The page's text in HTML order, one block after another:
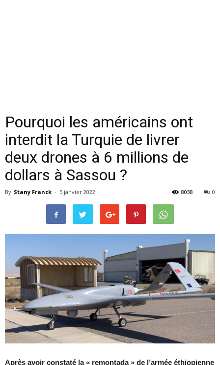
Pourquoi les américains ont
interdit la Turquie de livrer
deux drones à 6 millions de
dollars à Sassou ?
By Stany Franck - 5 janvier 2022 0
8038
Après avoir constaté la « remontada » de l’armée éthiopienne